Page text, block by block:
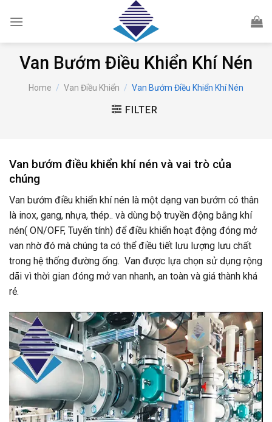
Van Bướm Điều Khiển Khí Nén
Home / Van Điều Khiển / Van Bướm Điều Khiển Khí Nén
FILTER
Van bướm điều khiển khí nén và vai trò của
chúng
Van bướm điều khiển khí nén là một dạng van bướm có thân
là inox, gang, nhựa, thép.. và dùng bộ truyền động bằng khí
nén( ON/OFF, Tuyến tính) để điều khiển hoạt động đóng mở
van nhờ đó mà chúng ta có thể điều tiết lưu lượng lưu chất
trong hệ thống đường ống. Van được lựa chọn sử dụng rộng
dãi vì thời gian đóng mở van nhanh, an toàn và giá thành khá
rẻ.